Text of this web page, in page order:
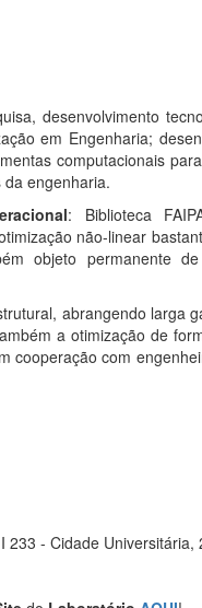
desenvolvimento
em Engenharia;
computacionais
engenharia.
: Biblioteca
não-linear
objeto permanente
abrangendo larga
a otimização de
cooperação com
- Cidade Universitária,